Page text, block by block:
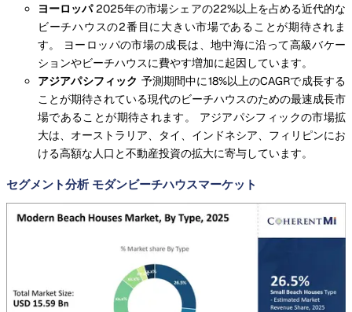
ヨーロッパ2025年の市場シェアの22%以上を占める近代的な
ビーチハウスの2番目に大きい市場であることが期待されま
す。 ヨーロッパの市場の成長は、地中海に沿って高級バケー
ションやビーチハウスに費やす増加に起因しています。
アジアパシフィック 予測期間中に18%以上のCAGRで成長する
ことが期待されている現代のビーチハウスのための最速成長市
場であることが期待されます。 アジアパシフィックの市場拡
大は、オーストラリア、タイ、インドネシア、フィリピンにお
ける高額な人口と不動産投資の拡大に寄与しています。
セグメント分析 モダンビーチハウスマーケット